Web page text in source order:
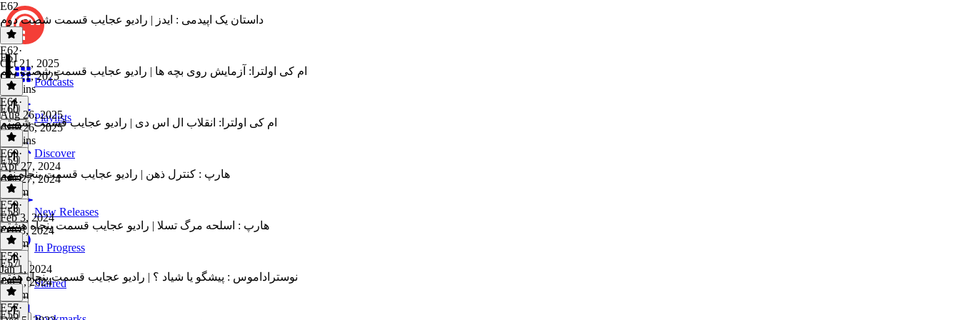
Podcasts
Playlists
Discover
New Releases
In Progress
Starred
E62
داستان یک اپیدمی : ایدز | رادیو عجایب قسمت شصت دوم
E62·
Oct 21, 2025
Oct 21, 2025
45 mins
E61
ام کی اولترا: آزمایش روی بچه ها | رادیو عجایب قسمت شصت یکم
E61·
Aug 26, 2025
Aug 26, 2025
51 mins
E60
ام کی اولترا: انقلاب ال اس دی | رادیو عجایب قسمت شصتم
E60·
Apr 27, 2024
Apr 27, 2024
1h 2m
E59
هارپ : کنترل ذهن | رادیو عجایب قسمت پنجاه نهم
E59·
Feb 3, 2024
Feb 3, 2024
1h 6m
E58
هارپ : اسلحه مرگ تسلا | رادیو عجایب قسمت پنجاه هشتم
E58·
Jan 1, 2024
Jan 1, 2024
1h 6m
E57
نوستراداموس : پیشگو یا شیاد ؟ | رادیو عجایب قسمت پنجاه هفتم
E57·
E56